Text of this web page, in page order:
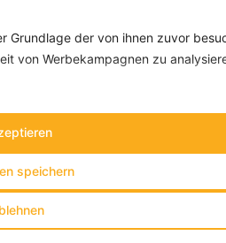
Grundlage der von ihnen zuvor
von Werbekampagnen zu
speichern
›
29 g
50 g